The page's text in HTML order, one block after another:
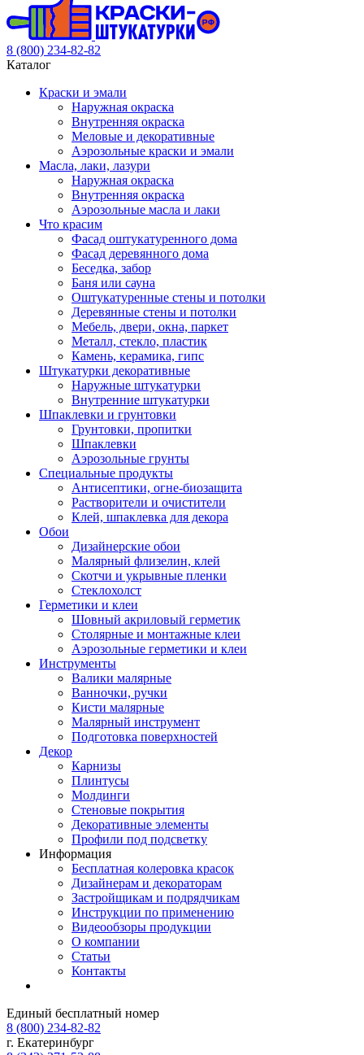
8 (800) 234-82-82
Каталог
Краски и эмали
Наружная окраска
Внутренняя окраска
Меловые и декоративные
Аэрозольные краски и эмали
Масла, лаки, лазури
Наружная окраска
Внутренняя окраска
Аэрозольные масла и лаки
Что красим
Фасад оштукатуренного дома
Фасад деревянного дома
Беседка, забор
Баня или сауна
Оштукатуренные стены и потолки
Деревянные стены и потолки
Мебель, двери, окна, паркет
Металл, стекло, пластик
Камень, керамика, гипс
Штукатурки декоративные
Наружные штукатурки
Внутренние штукатурки
Шпаклевки и грунтовки
Грунтовки, пропитки
Шпаклевки
Аэрозольные грунты
Специальные продукты
Антисептики, огне-биозащита
Растворители и очистители
Клей, шпаклевка для декора
Обои
Дизайнерские обои
Малярный флизелин, клей
Скотчи и укрывные пленки
Стеклохолст
Герметики и клеи
Шовный акриловый герметик
Столярные и монтажные клеи
Аэрозольные герметики и клеи
Инструменты
Валики малярные
Ванночки, ручки
Кисти малярные
Малярный инструмент
Подготовка поверхностей
Декор
Карнизы
Плинтусы
Молдинги
Стеновые покрытия
Декоративные элементы
Профили под подсветку
Информация
Бесплатная колеровка красок
Дизайнерам и декораторам
Застройщикам и подрядчикам
Инструкции по применению
Видеообзоры продукции
О компании
Статьи
Контакты
Единый бесплатный номер
8 (800) 234-82-82
г. Екатеринбург